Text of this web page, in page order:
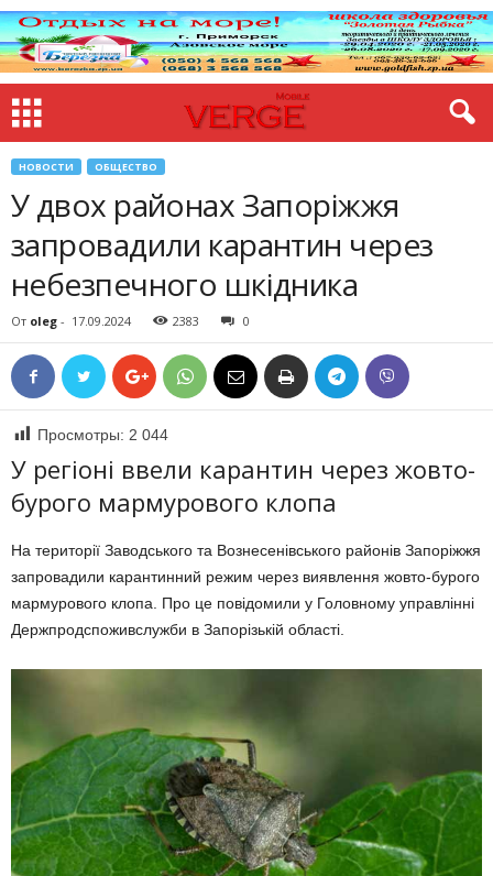
НОВОСТИ ОБЩЕСТВО
У двох районах Запоріжжя
запровадили карантин через
небезпечного шкідника
От oleg - 17.09.2024 2383 0
Просмотры: 2 044
У регіоні ввели карантин через жовто-
бурого мармурового клопа
На території Заводського та Вознесенівського районів Запоріжжя
запровадили карантинний режим через виявлення жовто-бурого
мармурового клопа. Про це повідомили у Головному управлінні
Держпродспоживслужби в Запорізькій області.